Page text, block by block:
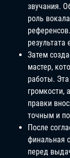
звучания.
роль
Затем
мастер,
работы.
громкости,
правки
точным и
После
финальная
перед